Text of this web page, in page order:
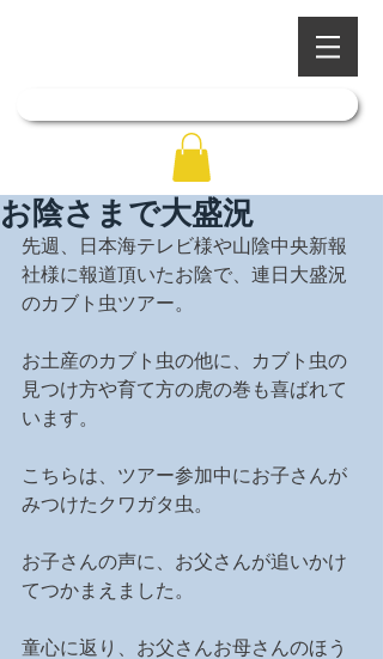
お陰さまで大盛況
先週、日本海テレビ様や山陰中央新報
社様に報道頂いたお陰で、連日大盛況
のカブト虫ツアー。
お土産のカブト虫の他に、カブト虫の
見つけ方や育て方の虎の巻も喜ばれて
います。
こちらは、ツアー参加中にお子さんが
みつけたクワガタ虫。
お子さんの声に、お父さんが追いかけ
てつかまえました。
童心に返り、お父さんお母さんのほう